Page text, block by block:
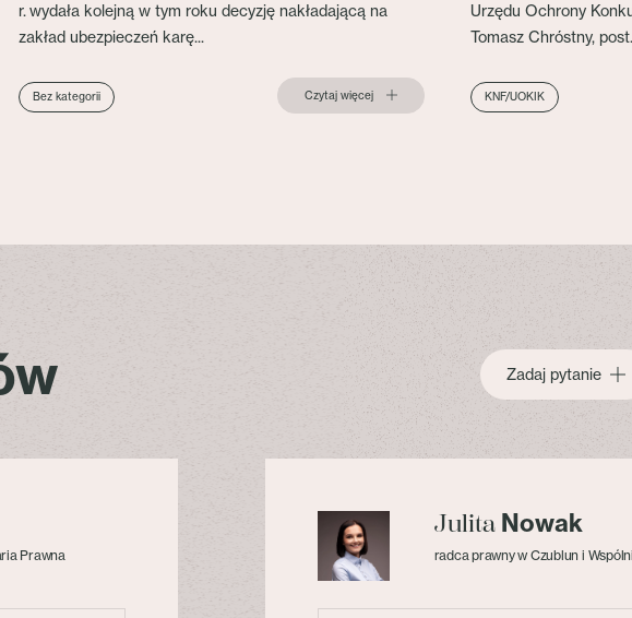
r. wydała kolejną w tym roku decyzję nakładającą na
zakład ubezpieczeń karę...
Bez kategorii Czytaj więcej
Urzędu Ochrony
Tomasz Chróstny,
KNF/UOKIK
Zadaj pytanie
Prawna
Julita Nowak
radca prawny w Czublun i